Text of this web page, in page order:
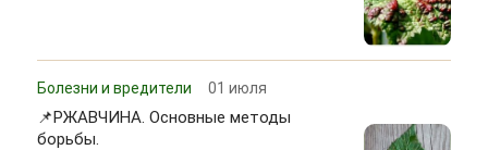
Болезни и вредители 01 июля
📌РЖАВЧИНА. Основные методы
борьбы.